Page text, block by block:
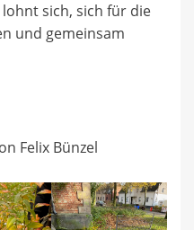
sich, sich für die
und gemeinsam
Felix Bünzel